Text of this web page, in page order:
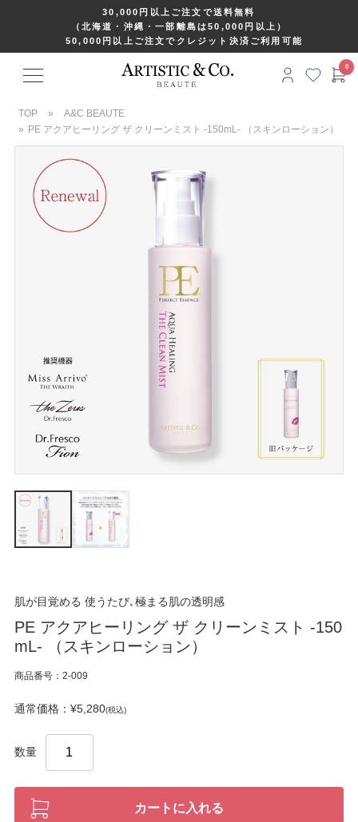
30,000円以上ご注文で送料無料
（北海道・沖縄・一部離島は50,000円以上）
50,000円以上ご注文でクレジット決済ご利用可能
TOP »
A&C BEAUTE
» PE アクアヒーリング ザ クリーンミスト -150mL- （スキンローション）
肌が目覚める 使うたび､極まる肌の透明感
PE アクアヒーリング ザ クリーンミスト -150
mL- （スキンローション）
商品番号：2-009
通常価格：¥5,280(税込)
数量
カートに入れる